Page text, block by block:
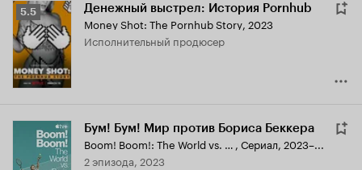
Рейтинг
Кинопоиска
5.5
5.5 Денежный выстрел: История Pornhub
Money Shot: The Pornhub Story, 2023
исполнительный продюсер
Бум! Бум! Мир против Бориса Беккера
Boom! Boom!: The World vs. Boris Becker , Сериал, 2023–...
2 эпизода, 2023